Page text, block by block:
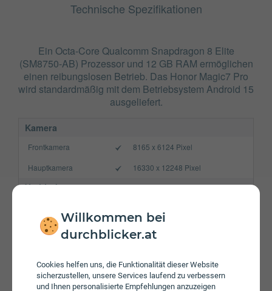
Willkommen bei
durchblicker.at
Cookies helfen uns, die Funktionalität dieser Website
sicherzustellen, unsere Services laufend zu verbessern
und Ihnen personalisierte Empfehlungen anzuzeigen
Technische Spezifikationen
Ein Octa-Core Qualcomm Snapdragon 8 Elite
(SM8750-AB) Prozessor und 12 GB RAM ermöglichen
einen reibungslosen Betrieb. Das Honor Magic7 Pro
wird standardmäßig mit dem Betriebsystem Android 15
ausgeliefert.
Kamera
Frontkamera
8165 x 6124 Pixel
Hauptkamera
16330 x 12248 Pixel
Verbindung
NFC
Gerät